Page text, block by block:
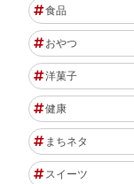
食品
おやつ
洋菓子
健康
まちネタ
スイーツ